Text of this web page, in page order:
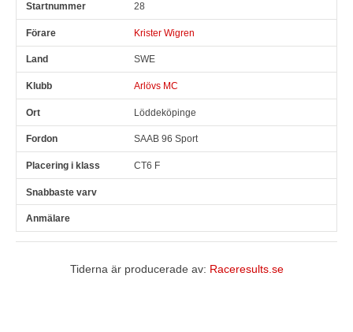
28
Krister Wigren
SWE
Arlövs MC
Löddeköpinge
SAAB 96 Sport
CT6 F
Tiderna är producerade av: Raceresults.se